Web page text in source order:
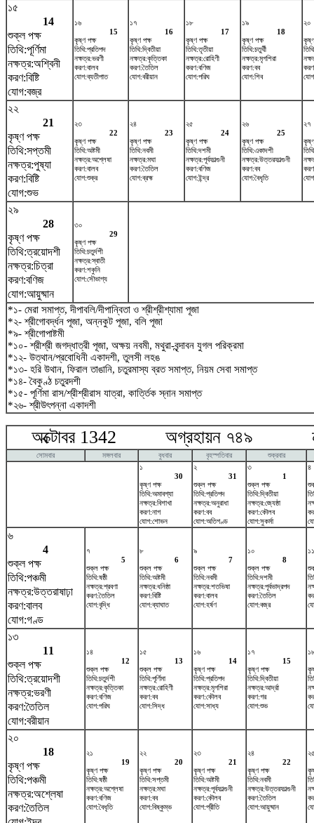
১৫
14
শুক্ল পক্ষ
তিথি:পূর্ণিমা
নক্ষত্র:অশ্বিনী
করণ:বিষ্টি
যোগ:বজ্র
১৬
15
কৃষ্ণ পক্ষ
তিথি:প্রতিপদ
নক্ষত্র:ভরণী
করণ:বালব
যোগ:ব্যতীপাত
১৭
16
কৃষ্ণ পক্ষ
তিথি:দ্বিতীয়া
নক্ষত্র:কৃত্তিকা
করণ:তৈতিল
যোগ:বরীয়ান
১৮
17
কৃষ্ণ পক্ষ
তিথি:তৃতীয়া
নক্ষত্র:রোহিণী
করণ:বণিজ
যোগ:পরিঘ
১৯
18
কৃষ্ণ পক্ষ
তিথি:চতুর্থী
নক্ষত্র:মৃগশিরা
করণ:বব
যোগ:শিব
২০
২২
21
কৃষ্ণ পক্ষ
তিথি:সপ্তমী
নক্ষত্র:পুষ্যা
করণ:বিষ্টি
যোগ:শুভ
২৩
22
কৃষ্ণ পক্ষ
তিথি:অষ্টমী
নক্ষত্র:অশ্লেষা
করণ:বালব
যোগ:শুক্র
২৪
23
কৃষ্ণ পক্ষ
তিথি:নবমী
নক্ষত্র:মঘা
করণ:তৈতিল
যোগ:ব্রহ্ম
২৫
24
কৃষ্ণ পক্ষ
তিথি:দশমী
নক্ষত্র:পূর্বফাল্গুনী
করণ:বণিজ
যোগ:ইন্দ্র
২৬
25
কৃষ্ণ পক্ষ
তিথি:একাদশী
নক্ষত্র:উত্তরফাল্গুনী
করণ:বব
যোগ:বৈধৃতি
২৭
২৯
28
কৃষ্ণ পক্ষ
তিথি:ত্রয়োদশী
নক্ষত্র:চিত্রা
করণ:বণিজ
যোগ:আয়ুষ্মান
৩০
29
কৃষ্ণ পক্ষ
তিথি:চতুর্দশী
নক্ষত্র:স্বাতী
করণ:শকুনি
যোগ:সৌভাগ্য
*১- মেরা সমাপ্ত, দীপাবলি/দীপান্বিতা ও শ্রীশ্রীশ্যামা পূজা
*২- শ্রীগোবর্দ্ধন পূজা, অন্নকুট পূজা, বলি পূজা
*৯- শ্রীগোপাষ্টমী
*১০- শ্রীশ্রী জগদ্ধাত্রী পূজা, অক্ষয় নবমী, মথুরা-বৃন্দাবন যুগল পরিক্রমা
*১২- উত্থান/প্রবোধিনী একাদশী, তুলসী লহঙ
*১৩- হরি উথান, ফিরাল তাঙানি, চতুরমাস্য ব্রত সমাপ্ত, নিয়ম সেবা সমাপ্ত
*১৪- বৈকুণ্ঠ চতুরদশী
*১৫- পূর্ণিমা রাস/শ্রীশ্রীরাস যাত্রা, কার্ত্তিক স্নান সমাপ্ত
*২৬- শ্রীউৎপন্না একাদশী
অক্টোবর 1342 অগ্রহায়ন ৭৪৯
সোমবার মঙ্গলবার বুধবার বৃহস্পতিবার
শুক্রবার
১
30
কৃষ্ণ পক্ষ
তিথি:অমাবশ্যা
নক্ষত্র:বিশাখা
করণ:নাগ
যোগ:শোভন
২
31
শুক্ল পক্ষ
তিথি:প্রতিপদ
নক্ষত্র:অনুরাধা
করণ:বব
যোগ:অতিগণ্ড
৩
1
শুক্ল পক্ষ
তিথি:দ্বিতীয়া
নক্ষত্র:জ্যেষ্ঠা
করণ:কৌলব
যোগ:সুকর্মা
৪
৬
4
শুক্ল পক্ষ
তিথি:পঞ্চমী
নক্ষত্র:উত্তরাষাঢ়া
করণ:বালব
যোগ:গণ্ড
৭
5
শুক্ল পক্ষ
তিথি:ষষ্ঠী
নক্ষত্র:শ্রবণা
করণ:তৈতিল
যোগ:বৃদ্ধি
৮
6
শুক্ল পক্ষ
তিথি:অষ্টমী
নক্ষত্র:ধনিষ্ঠা
করণ:বিষ্টি
যোগ:ব্যাঘাত
৯
7
শুক্ল পক্ষ
তিথি:নবমী
নক্ষত্র:শতভিষ‌া
করণ:বালব
যোগ:হর্ষণ
১০
8
শুক্ল পক্ষ
তিথি:দশমী
নক্ষত্র:পূর্বভাদ্রপদ
করণ:তৈতিল
যোগ:বজ্র
১১
১৩
11
শুক্ল পক্ষ
তিথি:ত্রয়োদশী
নক্ষত্র:ভরণী
করণ:তৈতিল
যোগ:বরীয়ান
১৪
12
শুক্ল পক্ষ
তিথি:চতুর্দশী
নক্ষত্র:কৃত্তিকা
করণ:বণিজ
যোগ:পরিঘ
১৫
13
শুক্ল পক্ষ
তিথি:পূর্ণিমা
নক্ষত্র:রোহিণী
করণ:বব
যোগ:সিদ্ধ
১৬
14
কৃষ্ণ পক্ষ
তিথি:প্রতিপদ
নক্ষত্র:মৃগশিরা
করণ:কৌলব
যোগ:সাধ্য
১৭
15
কৃষ্ণ পক্ষ
তিথি:দ্বিতীয়া
নক্ষত্র:আর্দ্রা
করণ:গর
যোগ:শুভ
২০
18
কৃষ্ণ পক্ষ
তিথি:পঞ্চমী
নক্ষত্র:অশ্লেষা
করণ:তৈতিল
২১
19
কৃষ্ণ পক্ষ
তিথি:ষষ্ঠী
নক্ষত্র:অশ্লেষা
করণ:বণিজ
যোগ:বৈধৃতি
২২
20
কৃষ্ণ পক্ষ
তিথি:সপ্তমী
নক্ষত্র:মঘা
করণ:বব
যোগ:বিষ্কুম্ভ
২৩
21
কৃষ্ণ পক্ষ
তিথি:অষ্টমী
নক্ষত্র:পূর্বফাল্গুনী
করণ:কৌলব
যোগ:প্রীতি
২৪
22
কৃষ্ণ পক্ষ
তিথি:নবমী
নক্ষত্র:উত্তরফাল্গুনী
করণ:তৈতিল
যোগ:আয়ুষ্মান